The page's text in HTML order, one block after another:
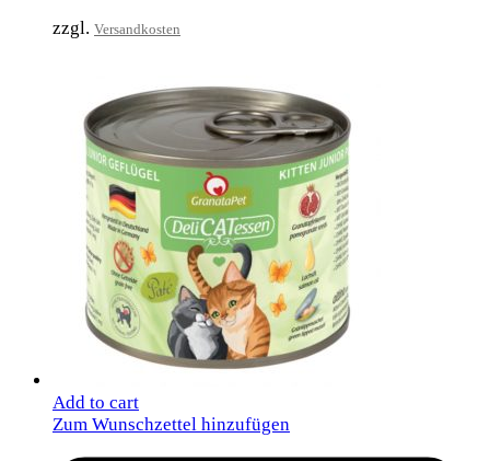
zzgl. Versandkosten
Add to cart
Zum Wunschzettel hinzufügen